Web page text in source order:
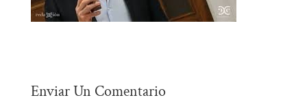
Enviar Un Comentario